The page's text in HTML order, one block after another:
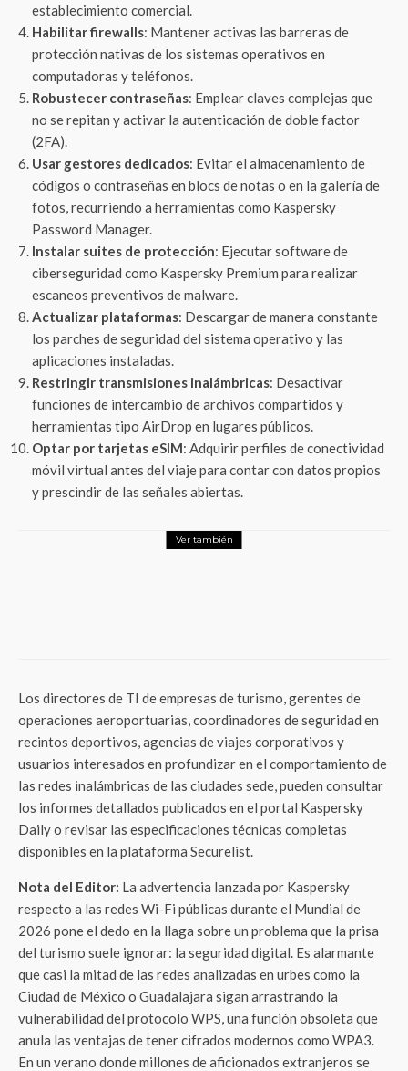
establecimiento comercial.
Habilitar firewalls: Mantener activas las barreras de
protección nativas de los sistemas operativos en
computadoras y teléfonos.
Robustecer contraseñas: Emplear claves complejas que
no se repitan y activar la autenticación de doble factor
(2FA).
Usar gestores dedicados: Evitar el almacenamiento de
códigos o contraseñas en blocs de notas o en la galería de
fotos, recurriendo a herramientas como Kaspersky
Password Manager.
Instalar suites de protección: Ejecutar software de
ciberseguridad como Kaspersky Premium para realizar
escaneos preventivos de malware.
Actualizar plataformas: Descargar de manera constante
los parches de seguridad del sistema operativo y las
aplicaciones instaladas.
Restringir transmisiones inalámbricas: Desactivar
funciones de intercambio de archivos compartidos y
herramientas tipo AirDrop en lugares públicos.
Optar por tarjetas eSIM: Adquirir perfiles de conectividad
móvil virtual antes del viaje para contar con datos propios
y prescindir de las señales abiertas.
Ver también
Los directores de TI de empresas de turismo, gerentes de
operaciones aeroportuarias, coordinadores de seguridad en
recintos deportivos, agencias de viajes corporativos y
usuarios interesados en profundizar en el comportamiento de
las redes inalámbricas de las ciudades sede, pueden consultar
los informes detallados publicados en el portal Kaspersky
Daily o revisar las especificaciones técnicas completas
disponibles en la plataforma Securelist.
Nota del Editor: La advertencia lanzada por Kaspersky
respecto a las redes Wi-Fi públicas durante el Mundial de
2026 pone el dedo en la llaga sobre un problema que la prisa
del turismo suele ignorar: la seguridad digital. Es alarmante
que casi la mitad de las redes analizadas en urbes como la
Ciudad de México o Guadalajara sigan arrastrando la
vulnerabilidad del protocolo WPS, una función obsoleta que
anula las ventajas de tener cifrados modernos como WPA3.
En un verano donde millones de aficionados extranjeros se